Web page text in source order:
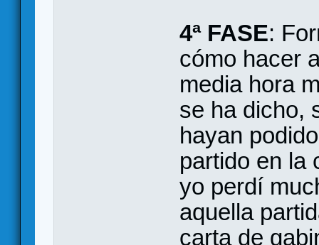
4ª FASE:
cómo hacer
media hora
se ha dicho,
hayan
partido en la
yo perdí
aquella
carta de